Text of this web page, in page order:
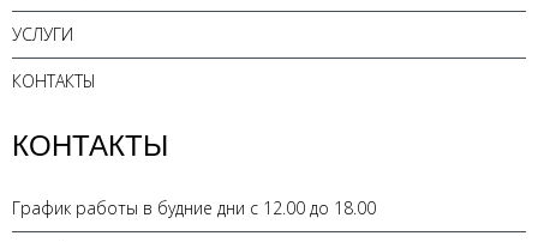
УСЛУГИ
КОНТАКТЫ
КОНТАКТЫ
График работы в будние дни с 12.00 до 18.00